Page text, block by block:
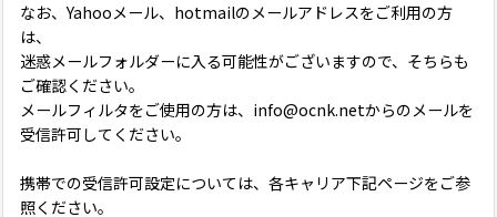
なお、Yahooメール、hotmailのメールアドレスをご利用の方
は、
迷惑メールフォルダーに入る可能性がございますので、そちらも
ご確認ください。
メールフィルタをご使用の方は、info@ocnk.netからのメールを
受信許可してください。
携帯での受信許可設定については、各キャリア下記ページをご参
照ください。